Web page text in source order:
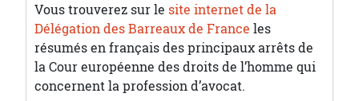
Vous trouverez sur le site internet de la
Délégation des Barreaux de France les
résumés en français des principaux arrêts de
la Cour européenne des droits de l’homme qui
concernent la profession d’avocat.